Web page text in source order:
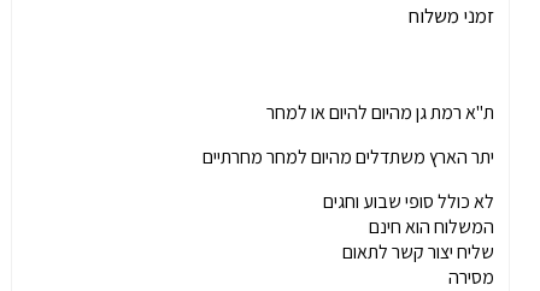
זמני משלוח
ת"א רמת גן מהיום להיום או למחר
יתר הארץ משתדלים מהיום למחר מחרתיים
לא כולל סופי שבוע וחגים
המשלוח הוא חינם
שליח יצור קשר לתאום
מסירה